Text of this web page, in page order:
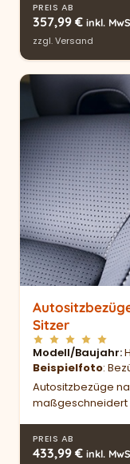
PREIS AB
357,99 € inkl.
zzgl.Versand
Sitzer
Modell/Baujahr
Beispielfoto:
Autositzbezüge
maßgeschneidert
PREIS AB
433,99 € inkl.